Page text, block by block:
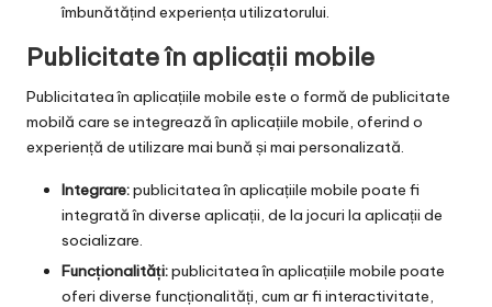
îmbunătățind experiența utilizatorului.
Publicitate în aplicații mobile
Publicitatea în aplicațiile mobile este o formă de publicitate
mobilă care se integrează în aplicațiile mobile, oferind o
experiență de utilizare mai bună și mai personalizată.
Integrare:publicitatea în aplicațiile mobile poate fi
integrată în diverse aplicații, de la jocuri la aplicații de
socializare.
Funcționalități:publicitatea în aplicațiile mobile poate
oferi diverse funcționalități, cum ar fi interactivitate,